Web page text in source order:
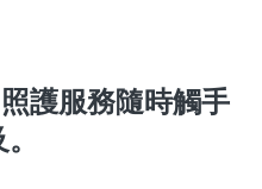
護服務隨時觸手